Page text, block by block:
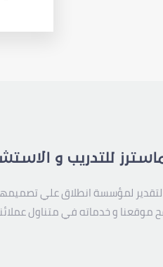
للتدريب و
لمؤسسة انطلاق علي تصميمها
موقعنا و خدماته في متناول عملائنا